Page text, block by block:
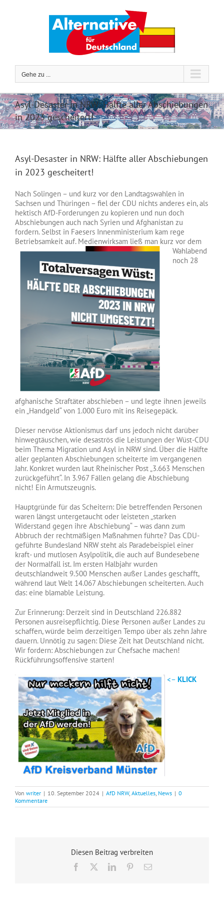
Gehe zu ...
Asyl-Desaster in NRW: Hälfte aller Abschiebungen
in 2023 gescheitert!
Asyl-Desaster in NRW: Hälfte aller Abschiebungen
in 2023 gescheitert!
Nach Solingen – und kurz vor den Landtagswahlen in
Sachsen und Thüringen – fiel der CDU nichts anderes ein, als
hektisch AfD-Forderungen zu kopieren und nun doch
Abschiebungen auch nach Syrien und Afghanistan zu
fordern. Selbst in Faesers Innenministerium kam rege
Betriebsamkeit auf. Medienwirksam ließ man kurz vor dem
Wahlabend
noch 28
afghanische Straftäter abschieben – und legte ihnen jeweils
ein „Handgeld“ von 1.000 Euro mit ins Reisegepäck.
Dieser nervöse Aktionismus darf uns jedoch nicht darüber
hinwegtäuschen, wie desaströs die Leistungen der Wüst-CDU
beim Thema Migration und Asyl in NRW sind. Über die Hälfte
aller geplanten Abschiebungen scheiterte im vergangenen
Jahr. Konkret wurden laut Rheinischer Post „3.663 Menschen
zurückgeführt“. In 3.967 Fällen gelang die Abschiebung
nicht! Ein Armutszeugnis.
Hauptgründe für das Scheitern: Die betreffenden Personen
waren längst untergetaucht oder leisteten „starken
Widerstand gegen ihre Abschiebung“ – was dann zum
Abbruch der rechtmäßigen Maßnahmen führte? Das CDU-
geführte Bundesland NRW steht als Paradebeispiel einer
kraft- und mutlosen Asylpolitik, die auch auf Bundesebene
der Normalfall ist. Im ersten Halbjahr wurden
deutschlandweit 9.500 Menschen außer Landes geschafft,
während laut Welt 14.067 Abschiebungen scheiterten. Auch
das: eine blamable Leistung.
Zur Erinnerung: Derzeit sind in Deutschland 226.882
Personen ausreisepflichtig. Diese Personen außer Landes zu
schaffen, würde beim derzeitigen Tempo über als zehn Jahre
dauern. Unnötig zu sagen: Diese Zeit hat Deutschland nicht.
Wir fordern: Abschiebungen zur Chefsache machen!
Rückführungsoffensive starten!
<– KLICK
Von writer | 10. September 2024 | AfD NRW, Aktuelles News | 0
Kommentare
Diesen Beitrag verbreiten
Facebook LinkedInPinterest
E-